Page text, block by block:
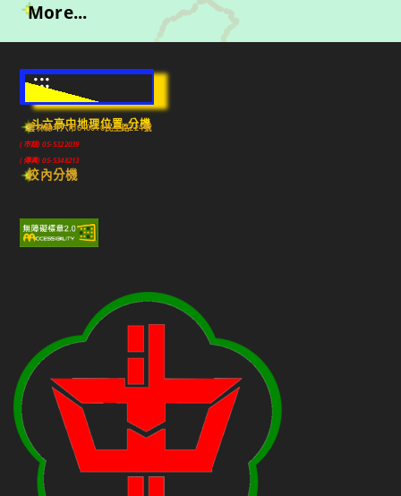
More...
:::
斗六高中地理位置-分機
雲林縣斗六市640010民生路224號
(市話) 05-5322039
(傳真) 05-5348213
校內分機